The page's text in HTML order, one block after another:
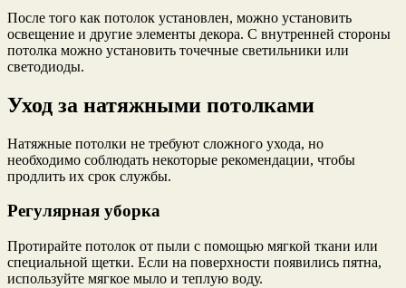
После того как потолок установлен, можно установить
освещение и другие элементы декора. С внутренней стороны
потолка можно установить точечные светильники или
светодиоды.
Уход за натяжными потолками
Натяжные потолки не требуют сложного ухода, но
необходимо соблюдать некоторые рекомендации, чтобы
продлить их срок службы.
Регулярная уборка
Протирайте потолок от пыли с помощью мягкой ткани или
специальной щетки. Если на поверхности появились пятна,
используйте мягкое мыло и теплую воду.